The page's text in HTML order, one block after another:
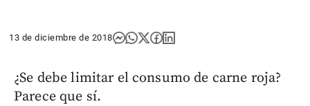
13 de diciembre de 2018
¿Se debe limitar el consumo de carne roja?
Parece que sí.